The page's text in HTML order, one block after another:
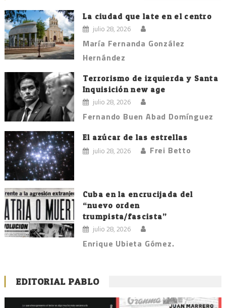
La ciudad que late en el centro
julio 28, 2026
María Fernanda González
Hernández
Terrorismo de izquierda y Santa
Inquisición new age
julio 28, 2026
Fernando Buen Abad Domínguez
El azúcar de las estrellas
julio 28, 2026 Frei Betto
Cuba en la encrucijada del
“nuevo orden
trumpista/fascista”
julio 28, 2026
Enrique Ubieta Gómez.
EDITORIAL PABLO